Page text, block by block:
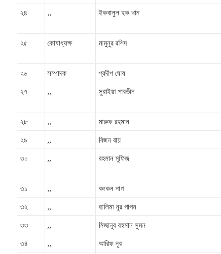
২৪
,, ইকবালুল হক খান
২৫ কোষাধ্যক্ষ মামুনুর রশিদ
২৬ সম্পাদক
প্রদীপ ঘোষ
২৭
,, সুরাইয়া পারভীন
২৮ ,,
মারুফ রহমান
২৯
,,
বিজন রায়
৩০
,, রহমান মুফিজ
৩১ ,,
কংকন নাগ
৩২
,,
হালিমা নূর পাপন
৩৩
,,
মিজানুর রহমান সুমন
৩৪
,,
আরিফ নূর